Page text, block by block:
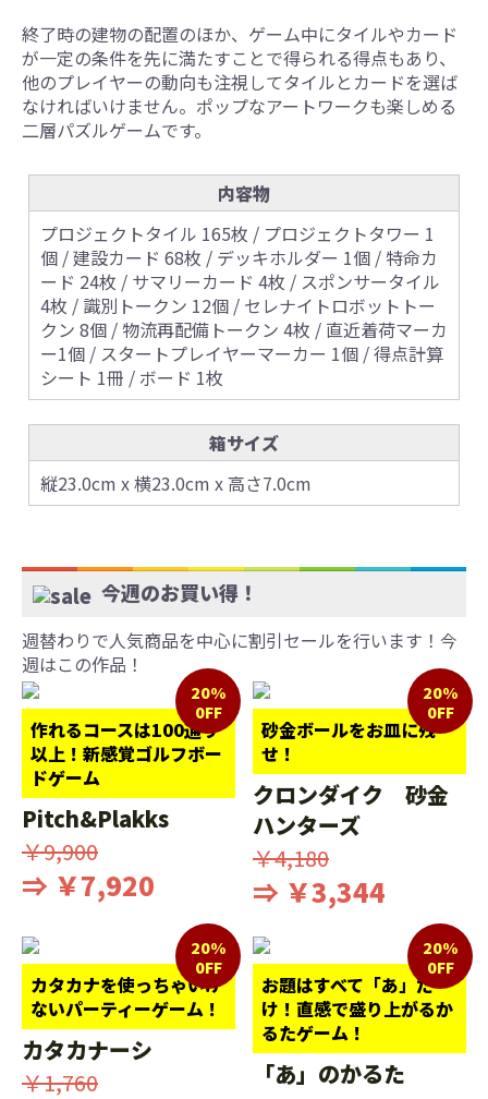
終了時の建物の配置のほか、ゲーム中にタイルやカード
が一定の条件を先に満たすことで得られる得点もあり、
他のプレイヤーの動向も注視してタイルとカードを選ば
なければいけません。ポップなアートワークも楽しめる
二層パズルゲームです。
内容物
プロジェクトタイル 165枚 / プロジェクトタワー 1
個 / 建設カード 68枚 / デッキホルダー 1個 / 特命カ
ード 24枚 / サマリーカード 4枚 / スポンサータイル
4枚 / 識別トークン 12個 / セレナイトロボットトー
クン 8個 / 物流再配備トークン 4枚 / 直近着荷マーカ
ー1個 / スタートプレイヤーマーカー 1個 / 得点計算
シート 1冊 / ボード 1枚
箱サイズ
縦23.0cm x 横23.0cm x 高さ7.0cm
今週のお買い得！
週替わりで人気商品を中心に割引セールを行います！今
週はこの作品！
作れるコースは100通り
以上！新感覚ゴルフボー
ドゲーム
20%
0FF
Pitch&Plakks
￥9,900
⇒ ￥7,920
砂金ボールをお皿に残
せ！
20%
0FF
クロンダイク 砂金
ハンターズ
￥4,180
⇒ ￥3,344
カタカナを使っちゃいけ
ないパーティーゲーム！
20%
0FF
カタカナーシ
￥1,760
お題はすべて「あ」だ
け！直感で盛り上がるか
るたゲーム！
20%
0FF
「あ」のかるた